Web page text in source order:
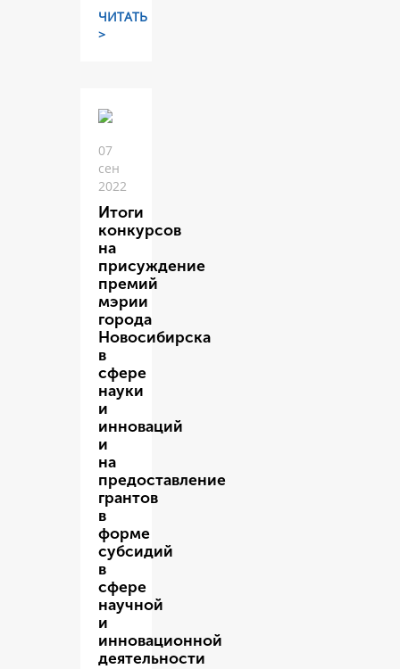
ЧИТАТЬ
>
07
сен
2022
Итоги
конкурсов
на
присуждение
премий
мэрии
города
Новосибирска
в
сфере
науки
и
инноваций
и
на
предоставление
грантов
в
форме
субсидий
в
сфере
научной
и
инновационной
деятельности